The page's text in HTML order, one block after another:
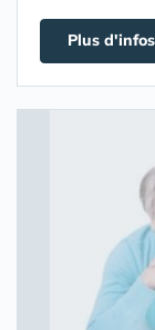
Plus d'infos